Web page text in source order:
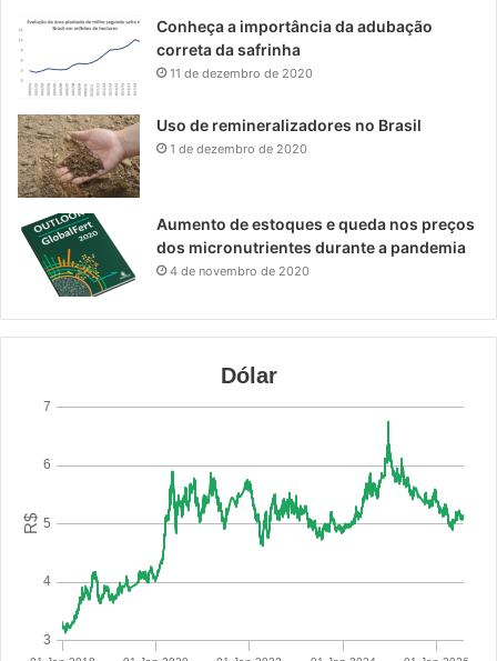
Conheça a importância da adubação
correta da safrinha
11 de dezembro de 2020
Uso de remineralizadores no Brasil
1 de dezembro de 2020
Aumento de estoques e queda nos preços
dos micronutrientes durante a pandemia
4 de novembro de 2020